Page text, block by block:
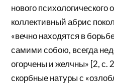
нового
коллективный абрис
«вечно находятся в
самими собою, всегда
огорчены и желчны» [2, с.
скорбные натуры с